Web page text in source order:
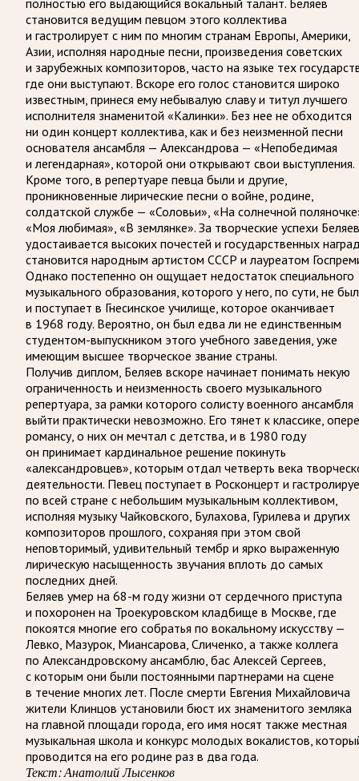
становится ведущим певцом этого коллектива
и гастролирует с ним по многим странам Европы, Америки,
Азии, исполняя народные песни, произведения советских
и зарубежных композиторов, часто на языке тех
где они выступают. Вскоре его голос становится широко
известным, принеся ему небывалую славу и титул лучшего
исполнителя знаменитой «Калинки». Без нее не обходится
ни один концерт коллектива, как и без неизменной песни
основателя ансамбля — Александрова — «Непобедимая
и легендарная», которой они открывают свои выступления.
Кроме того, в репертуаре певца были и другие,
проникновенные лирические песни о войне, родине,
солдатской службе — «Соловьи», «На солнечной
«Моя любимая», «В землянке». За творческие успехи Беляев
удостаивается высоких почестей и государственных
становится народным артистом СССР и лауреатом
Однако постепенно он ощущает недостаток специального
музыкального образования, которого у него, по сути, не
и поступает в Гнесинское училище, которое оканчивает
в 1968 году. Вероятно, он был едва ли не единственным
студентом-выпускником этого учебного заведения, уже
имеющим высшее творческое звание страны.
Получив диплом, Беляев вскоре начинает понимать некую
ограниченность и неизменность своего музыкального
репертуара, за рамки которого солисту военного ансамбля
выйти практически невозможно. Его тянет к классике,
романсу, о них он мечтал с детства, и в 1980 году
он принимает кардинальное решение покинуть
«александровцев», которым отдал четверть века
деятельности. Певец поступает в Росконцерт и
по всей стране с небольшим музыкальным коллективом,
исполняя музыку Чайковского, Булахова, Гурилева и других
композиторов прошлого, сохраняя при этом свой
неповторимый, удивительный тембр и ярко выраженную
лирическую насыщенность звучания вплоть до самых
последних дней.
Беляев умер на 68-м году жизни от сердечного приступа
и похоронен на Троекуровском кладбище в Москве, где
покоятся многие его собратья по вокальному искусству —
Левко, Мазурок, Миансарова, Сличенко, а также коллега
по Александровскому ансамблю, бас Алексей Сергеев,
с которым они были постоянными партнерами на сцене
в течение многих лет. После смерти Евгения Михайловича
жители Клинцов установили бюст их знаменитого земляка
на главной площади города, его имя носят также местная
музыкальная школа и конкурс молодых вокалистов,
проводится на его родине раз в два года.
Текст: Анатолий Лысенков